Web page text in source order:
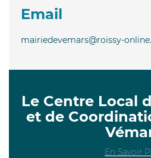
Email
mairiedevemars@roissy-
Le Centre Local
et de
En Savoir